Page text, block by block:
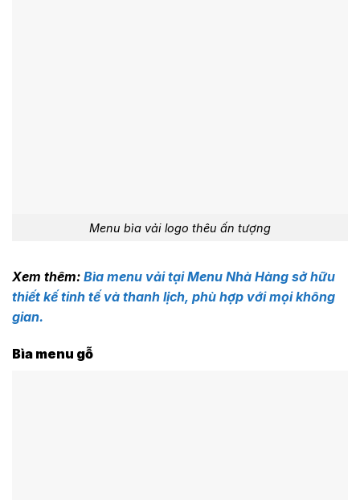
Menu bìa vải logo thêu ấn tượng
Xem thêm: Bìa menu vải tại Menu Nhà Hàng sở hữu
thiết kế tinh tế và thanh lịch, phù hợp với mọi không
gian.
Bìa menu gỗ